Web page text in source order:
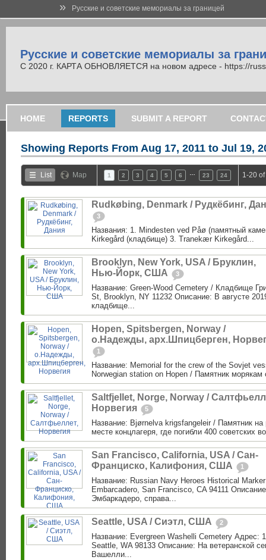
» Русские и советские мемориалы за границей
Русские и советские мемориалы за
С 2020 г. КАРТА ОБНОВЛЯЕТСЯ на новом адресе - https://
HOME REPORTS SUBMIT A REPORT
Showing Reports From Aug 17, 2011 to Jul 19,
List Map 1 2 3 4 5 6 23 24 1-20
Rudkøbing, Denmark / Рудкёбинг,
3
Названия: 1. Mindesten ved Påø (памятный
Kirkegård (кладбище) 3. Tranekær Kirkegård...
Brooklyn, New York, USA / Бруклин,
Нью-Йорк, США
3
Название: Green-Wood Cemetery / Кладбище
St, Brooklyn, NY 11232 Описание: В августе
кладбище...
Hopen, Spitsbergen, Norway /
о.Надежды, арх.Шпицберген,
1
Название: Memorial for the crew of the Sovjet
Norwegian station on Hopen / Памятник морякам
Saltfjellet, Norge, Norway /
Норвегия
5
Название: Bjørnelva krigsfangeleir / Памятник на
месте концлагеря, где погибли 400 советских
San Francisco, California, USA / Сан-
Франциско, Калифония, США
1
Название: Russian Navy Heroes Historical
Embarcadero, San Francisco, CA 94111
Эмбаркадеро, справа...
Seattle, USA / Сиэтл, США 2
Название: Evergreen Washelli Cemetery Адрес:
Seattle, WA 98133 Описание: На ветеранской
Вашелли...